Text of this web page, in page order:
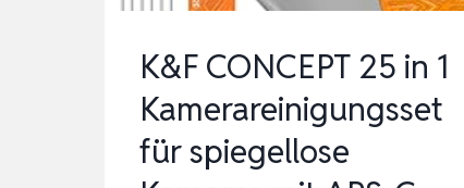
AUSSE…
K&F CONCEPT 25 in 1
Kamerareinigungsset
für spiegellose